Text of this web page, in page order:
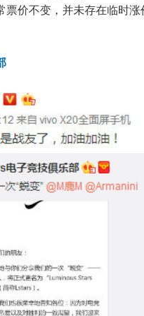
票价不变，并未存在临时